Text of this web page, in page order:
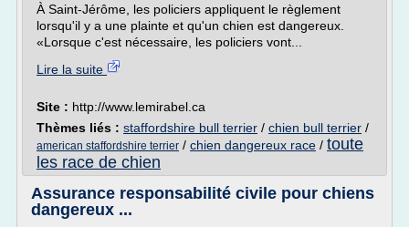
À Saint-Jérôme, les policiers appliquent le règlement
lorsqu'il y a une plainte et qu'un chien est dangereux.
«Lorsque c'est nécessaire, les policiers vont...
Lire la suite
Site : http://www.lemirabel.ca
Thèmes liés : staffordshire bull terrier / chien bull terrier /
american staffordshire terrier / chien dangereux race / toute
les race de chien
Assurance responsabilité civile pour chiens
dangereux ...